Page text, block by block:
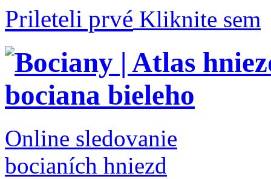
Prileteli prvé Kliknite sem
Online sledovanie
bocianích hniezd